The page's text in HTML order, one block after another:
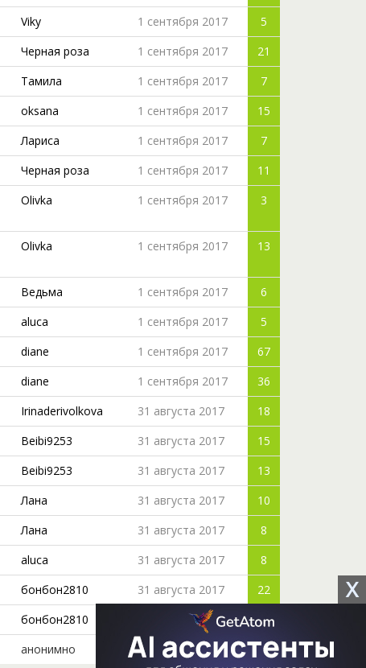
Viky 1 сентября 2017
5
Черная роза 1 сентября 2017
21
Тамила 1 сентября 2017
7
oksana 1 сентября 2017
15
Лариса 1 сентября 2017
7
Черная роза 1 сентября 2017
11
Olivka 1 сентября 2017 3
Olivka 1 сентября 2017 13
Ведьма 1 сентября 2017
6
aluca 1 сентября 2017
5
diane 1 сентября 2017
67
diane 1 сентября 2017
36
Irinaderivolkova 31 августа 2017
18
Beibi9253 31 августа 2017
15
Beibi9253 31 августа 2017
13
Лана 31 августа 2017
10
Лана 31 августа 2017
8
aluca 31 августа 2017
8
бонбон2810 31 августа 2017
22
бонбон2810 31 августа 2017
38
анонимно 31 августа 2017 5
X